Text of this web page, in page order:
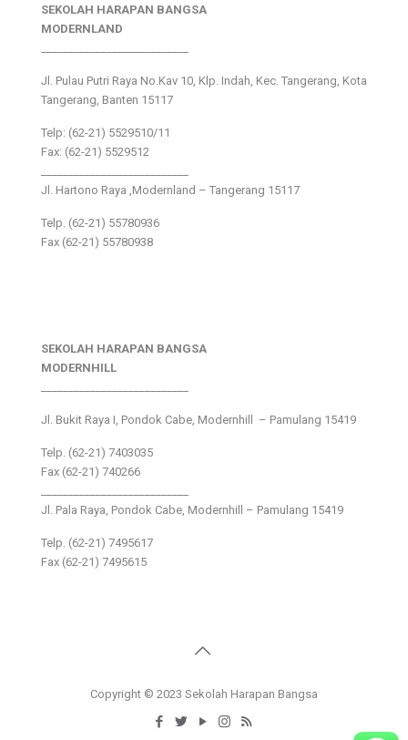
SEKOLAH HARAPAN BANGSA
MODERNLAND
Jl. Pulau Putri Raya No.Kav 10, Klp. Indah, Kec. Tangerang, Kota
Tangerang, Banten 15117
Telp: (62-21) 5529510/11
Fax: (62-21) 5529512
Jl. Hartono Raya ,Modernland – Tangerang 15117
Telp. (62-21) 55780936
Fax (62-21) 55780938
SEKOLAH HARAPAN BANGSA
MODERNHILL
Jl. Bukit Raya I, Pondok Cabe, Modernhill – Pamulang 15419
Telp. (62-21) 7403035
Fax (62-21) 740266
Jl. Pala Raya, Pondok Cabe, Modernhill – Pamulang 15419
Telp. (62-21) 7495617
Fax (62-21) 7495615
Copyright © 2023 Sekolah Harapan Bangsa